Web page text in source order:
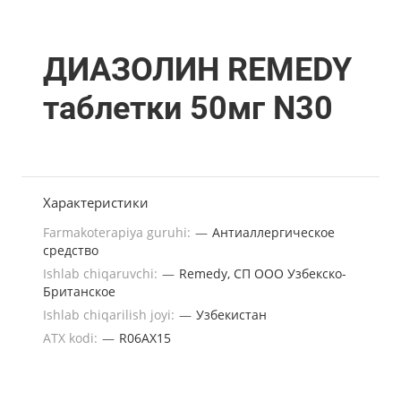
ДИАЗОЛИН REMEDY
таблетки 50мг N30
Характеристики
Farmakoterapiya guruhi: — Антиаллергическое
средство
Ishlab chiqaruvchi: — Remedy, СП ООО Узбекско-
Британское
Ishlab chiqarilish joyi: — Узбекистан
ATX kodi: — R06AX15